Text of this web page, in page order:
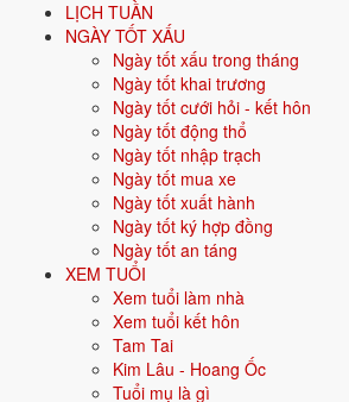
LỊCH TUẦN
NGÀY TỐT XẤU
Ngày tốt xấu trong tháng
Ngày tốt khai trương
Ngày tốt cưới hỏi - kết hôn
Ngày tốt động thổ
Ngày tốt nhập trạch
Ngày tốt mua xe
Ngày tốt xuất hành
Ngày tốt ký hợp đồng
Ngày tốt an táng
XEM TUỔI
Xem tuổi làm nhà
Xem tuổi kết hôn
Tam Tai
Kim Lâu - Hoang Ốc
Tuổi mụ là gì
Thượng Thổ.
Màu hợp:Vàng đất, Nâu, Be.Hướng hợp:
Đông Bắc.
Vận khí khi sinh:Vận 5 Ngũ Hoàng Thổ
biến động lớn.
2026: 66 tuổi mụ, năm Bính Ngọ - Hại
Sinh năm 1961 là tuổi gì, mệnh gì?
Người sinh năm1961 là tuổi
Thượng Thổ , mệnhThổ. Màu hợp gồm
hợp là Trung tâm, Tây Nam, Đông Bắc. Bảng